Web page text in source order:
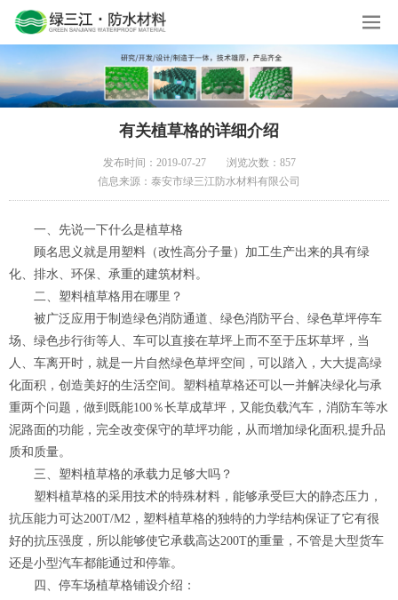
有关植草格的详细介绍
发布时间：2019-07-27
浏览次数：857
信息来源：泰安市绿三江防水材料有限公司
一、先说一下什么是植草格
顾名思义就是用塑料（改性高分子量）加工生产出来的具有绿
化、排水、环保、承重的建筑材料。
二、塑料植草格用在哪里？
被广泛应用于制造绿色消防通道、绿色消防平台、绿色草坪停车
场、绿色步行街等人、车可以直接在草坪上而不至于压坏草坪，当
人、车离开时，就是一片自然绿色草坪空间，可以踏入，大大提高绿
化面积，创造美好的生活空间。 塑料植草格还可以一并解决绿化与承
重两个问题，做到既能100％长草成草坪，又能负载汽车，消防车等水
泥路面的功能，完全改变保守的草坪功能，从而增加绿化面积,提升品
质和质量。
三、塑料植草格的承载力足够大吗？
塑料植草格的采用技术的特殊材料，能够承受巨大的静态压力，
抗压能力可达200T/M2，塑料植草格的独特的力学结构保证了它有很
好的抗压强度，所以能够使它承载高达200T的重量，不管是大型货车
还是小型汽车都能通过和停靠。
四、停车场植草格铺设介绍：